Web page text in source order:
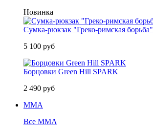
Новинка
Сумка-рюкзак "Греко-римская борьба"
5 100 руб
Борцовки Green Hill SPARK
2 490 руб
MMA
Все MMA